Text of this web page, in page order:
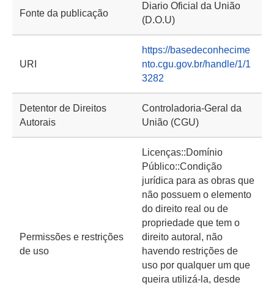
Fonte da publicação
Diario Oficial da União
(D.O.U)
URI
https://basedeconhecime
nto.cgu.gov.br/handle/1/1
3282
Detentor de Direitos
Autorais
Controladoria-Geral da
União (CGU)
Permissões e restrições
de uso
Licenças::Domínio
Público::Condição
jurídica para as obras que
não possuem o elemento
do direito real ou de
propriedade que tem o
direito autoral, não
havendo restrições de
uso por qualquer um que
queira utilizá-la, desde